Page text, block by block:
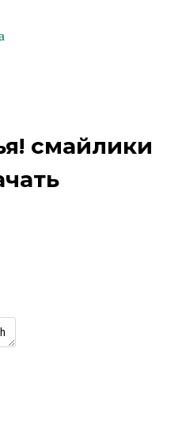
смайлики